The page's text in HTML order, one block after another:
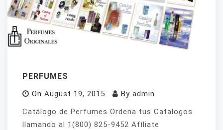
PERFUMES
On August 19, 2015 By admin
Catálogo de Perfumes Ordena tus Catalogos
llamando al 1(800) 825-9452 Afíliate